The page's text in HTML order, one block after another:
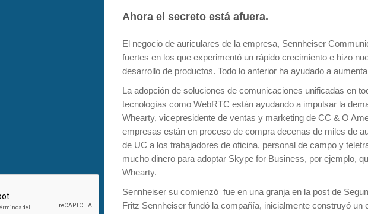
Ahora el secreto está afuera.
El negocio de auriculares de la empresa, Sennheiser
fuertes en los que experimentó un rápido crecimiento e hizo
desarrollo de productos. Todo lo anterior ha ayudado a
La adopción de soluciones de comunicaciones unificadas en
tecnologías como WebRTC están ayudando a impulsar la
Whearty, vicepresidente de ventas y marketing de CC & O
empresas están en proceso de compra decenas de miles de
de UC a los trabajadores de oficina, personal de campo y
mucho dinero para adoptar Skype for Business, por ejemplo,
Whearty.
Sennheiser su comienzó fue en una granja en la post de
Fritz Sennheiser fundó la compañía, inicialmente construyó un